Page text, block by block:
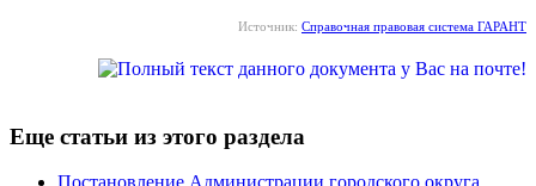
Источник: Справочная правовая система ГАРАНТ
Еще статьи из этого раздела